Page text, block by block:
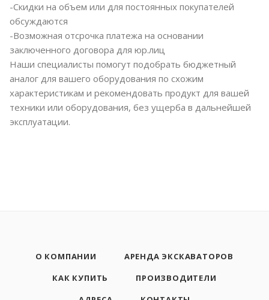
-Скидки на объем или для постоянных покупателей
обсуждаются
-Возможная отсрочка платежа на основании
заключенного договора для юр.лиц
Наши специалисты помогут подобрать бюджетный
аналог для вашего оборудования по схожим
характеристикам и рекомендовать продукт для вашей
техники или оборудования, без ущерба в дальнейшей
эксплуатации.
О КОМПАНИИ
АРЕНДА ЭКСКАВАТОРОВ
КАК КУПИТЬ
ПРОИЗВОДИТЕЛИ